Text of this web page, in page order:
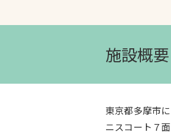
施設概要
東京都多摩市
ニスコート７